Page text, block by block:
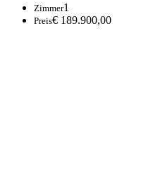
Zimmer1
Preis€ 189.900,00